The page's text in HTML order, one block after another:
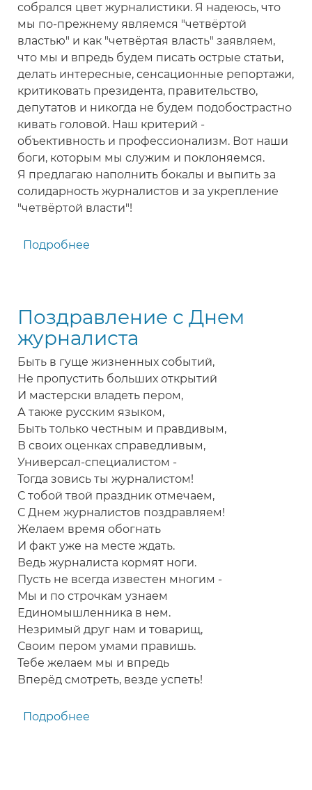
собрался цвет журналистики. Я надеюсь, что
мы по-прежнему являемся "четвёртой
властью" и как "четвёртая власть" заявляем,
что мы и впредь будем писать острые статьи,
делать интересные, сенсационные репортажи,
критиковать президента, правительство,
депутатов и никогда не будем подобострастно
кивать головой. Наш критерий -
объективность и профессионализм. Вот наши
боги, которым мы служим и поклоняемся.
Я предлагаю наполнить бокалы и выпить за
солидарность журналистов и за укрепление
"четвёртой власти"!
Подробнее
официальном
приеме
на
радио,
ТВ,
СМИ
Поздравление с Днем
журналиста
Быть в гуще жизненных событий,
Не пропустить больших открытий
И мастерски владеть пером,
А также русским языком,
Быть только честным и правдивым,
В своих оценках справедливым,
Универсал-специалистом -
Тогда зовись ты журналистом!
С тобой твой праздник отмечаем,
С Днем журналистов поздравляем!
Желаем время обогнать
И факт уже на месте ждать.
Ведь журналиста кормят ноги.
Пусть не всегда известен многим -
Мы и по строчкам узнаем
Единомышленника в нем.
Незримый друг нам и товарищ,
Своим пером умами правишь.
Тебе желаем мы и впредь
Вперёд смотреть, везде успеть!
Подробнее